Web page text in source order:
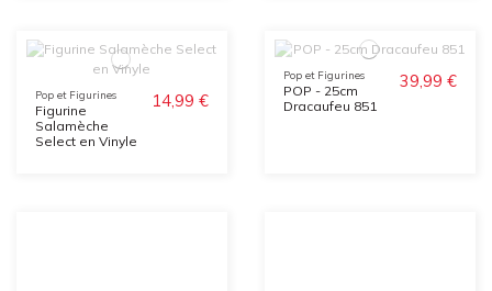
Pop et Figurines
Figurine
Salamèche
Select en Vinyle
14,99 €
Pop et Figurines
POP - 25cm
Dracaufeu 851
39,99 €